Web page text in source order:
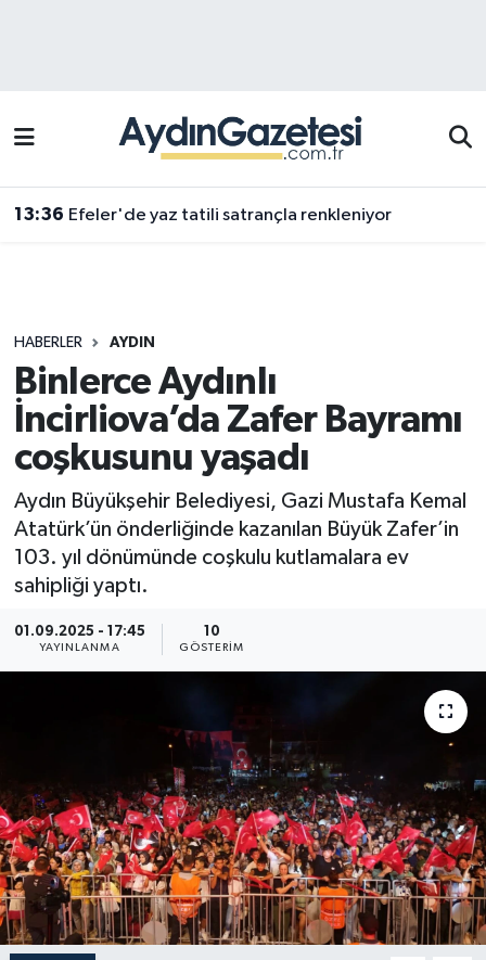
13:36 Efeler'de yaz tatili satrançla renkleniyor
HABERLER AYDIN
Binlerce Aydınlı
İncirliova’da Zafer Bayramı
coşkusunu yaşadı
Aydın Büyükşehir Belediyesi, Gazi Mustafa Kemal
Atatürk’ün önderliğinde kazanılan Büyük Zafer’in
103. yıl dönümünde coşkulu kutlamalara ev
sahipliği yaptı.
01.09.2025 - 17:45
YAYINLANMA
10
GÖSTERIM
Efeler Trafik Yoğunluk Haritası
Süper Lig Puan Durumu ve Fikstür